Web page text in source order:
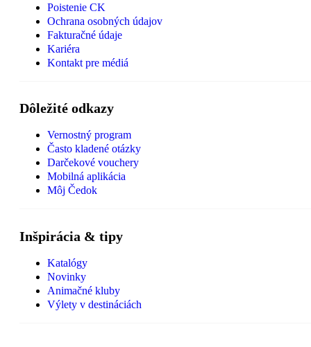
Poistenie CK
Ochrana osobných údajov
Fakturačné údaje
Kariéra
Kontakt pre médiá
Dôležité odkazy
Vernostný program
Často kladené otázky
Darčekové vouchery
Mobilná aplikácia
Môj Čedok
Inšpirácia & tipy
Katalógy
Novinky
Animačné kluby
Výlety v destináciách